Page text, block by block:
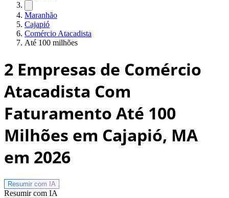
Maranhão
Cajapió
Comércio Atacadista
Até 100 milhões
2 Empresas de Comércio
Atacadista Com
Faturamento Até 100
Milhões em Cajapió, MA
em 2026
Resumir com IA
Resumir com IA